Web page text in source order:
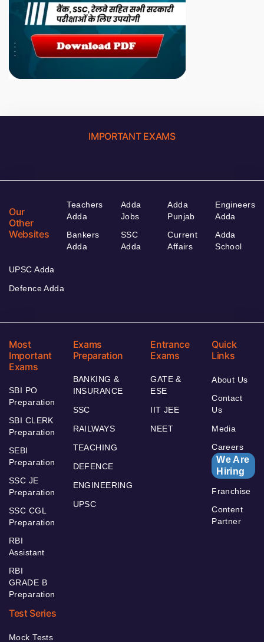
IMPORTANT EXAMS
Our
Other
Websites
Teachers
Adda
Bankers
Adda
Adda
Jobs
SSC
Adda
Adda
Punjab
Current
Affairs
Engineers
Adda
Adda
School
UPSC Adda
Defence Adda
Most
Important
Exams
SBI PO
Preparation
SBI CLERK
Preparation
SEBI
Preparation
SSC JE
Preparation
SSC CGL
Preparation
RBI
Assistant
RBI
GRADE B
Preparation
Exams
Preparation
BANKING &
INSURANCE
SSC
RAILWAYS
TEACHING
DEFENCE
ENGINEERING
UPSC
Entrance
Exams
GATE &
ESE
IIT JEE
NEET
Quick
Links
About Us
Contact
Us
Media
Careers
We Are
Hiring
Franchise
Content
Partner
Test Series
Mock Tests